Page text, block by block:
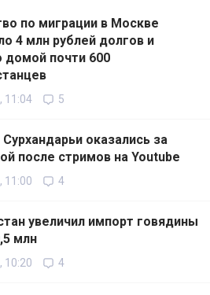
по миграции в Москве
4 млн рублей долгов и
домой почти 600
11:04 5
оказались за
после стримов на Youtube
11:00 4
увеличил импорт говядины
млн
10:20 4